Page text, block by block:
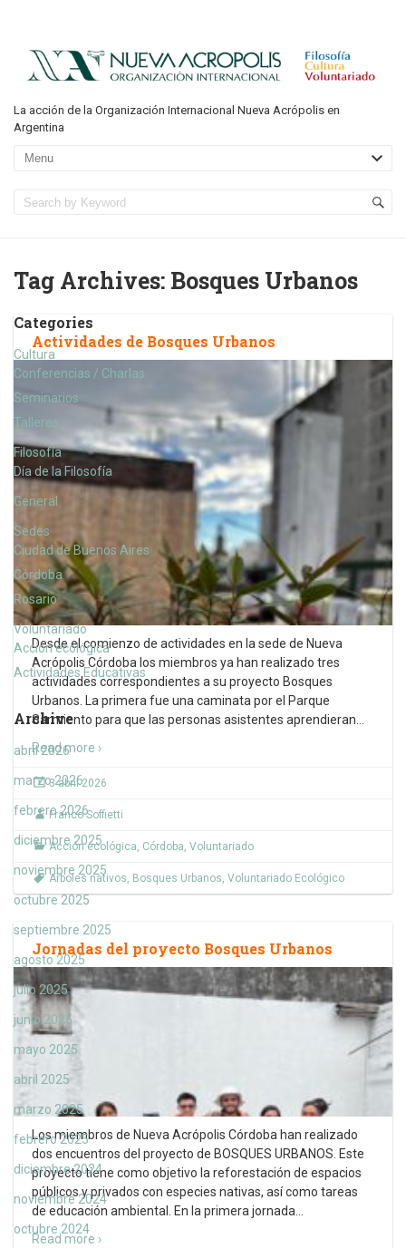
La acción de la Organización Internacional Nueva Acrópolis en
Argentina
Tag Archives: Bosques Urbanos
Categories
Cultura
Conferencias / Charlas
Seminarios
Talleres
Filosofía
Día de la Filosofía
General
Sedes
Ciudad de Buenos Aires
Córdoba
Rosario
Voluntariado
Acción ecológica
Actividades Educativas
Archive
abril 2026
marzo 2026
febrero 2026
diciembre 2025
noviembre 2025
octubre 2025
septiembre 2025
agosto 2025
julio 2025
junio 2025
mayo 2025
abril 2025
marzo 2025
febrero 2025
diciembre 2024
noviembre 2024
octubre 2024
Actividades de Bosques Urbanos
Desde el comienzo de actividades en la sede de Nueva
Acrópolis Córdoba los miembros ya han realizado tres
actividades correspondientes a su proyecto Bosques
Urbanos. La primera fue una caminata por el Parque
Sarmiento para que las personas asistentes aprendieran…
Read more ›
3 abril 2026
Franco Soffietti
Acción ecológica, Córdoba, Voluntariado
Arboles nativos, Bosques Urbanos, Voluntariado Ecológico
Jornadas del proyecto Bosques Urbanos
Los miembros de Nueva Acrópolis Córdoba han realizado
dos encuentros del proyecto de BOSQUES URBANOS. Este
proyecto tiene como objetivo la reforestación de espacios
públicos y privados con especies nativas, así como tareas
de educación ambiental. En la primera jornada…
Read more ›